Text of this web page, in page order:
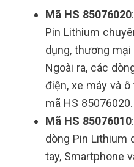
Mã HS 85076020
Pin Lithium
dụng, thương
Ngoài ra, các
điện, xe máy và
mã HS 85076020.
Mã HS 85076010
dòng Pin Lithium
tay, Smartphone